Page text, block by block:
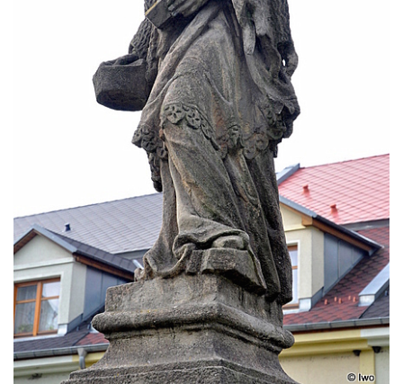
Obrázek svatého Huberta na buku svatého
Obrázek svatého Jakuba na skále u cesty
východně od Srbské Kamenice
Busta Jana Amose Komenského na domě
čp. 37 v Račicích
Socha ležícího koně v Sadech
Československé armády v Teplicích
Socha Medvídě v Tierpark Chemnitz
Sochy Ležící žena v Tierpark Chemnitz
Sochy Ptáci v Tierpark Chemnitz
Socha Skupina jeřábů v Tierpark Chemnitz
Socha Panter v ZOO Leipzig
Socha Dívka s mušlí v ZOO Leipzig